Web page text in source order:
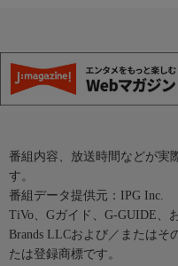
番組内容、放送時間などが実
す。
番組データ提供元：IPG Inc.
TiVo、Gガイド、G-GUIDE、
Brands LLCおよび／またはそ
たは登録商標です。